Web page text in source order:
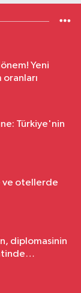
Yeni
Türkiye'nin
ve otellerde
diplomasinin